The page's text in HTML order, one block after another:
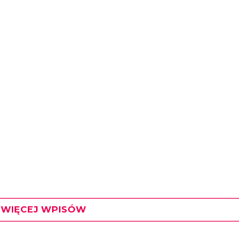
WIĘCEJ WPISÓW